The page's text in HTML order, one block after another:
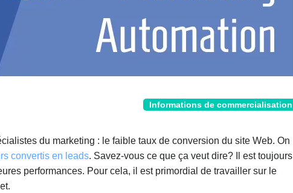
Informations de commercialisation
du marketing : le faible taux de conversion du site Web. On
convertis en leads. Savez-vous ce que ça veut dire? Il est toujours
performances. Pour cela, il est primordial de travailler sur le